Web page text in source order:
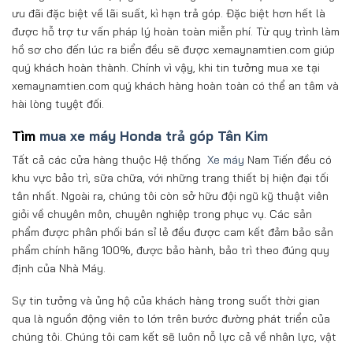
ưu đãi đặc biệt về lãi suất, kì hạn trả góp. Đặc biệt hơn hết là
được hỗ trợ tư vấn pháp lý hoàn toàn miễn phí. Từ quy trình làm
hồ sơ cho đến lúc ra biển đều sẽ được xemaynamtien.com giúp
quý khách hoàn thành. Chính vì vậy, khi tin tưởng mua xe tại
xemaynamtien.com quý khách hàng hoàn toàn có thể an tâm và
hài lòng tuyệt đối.
Tìm mua xe máy Honda trả góp Tân Kim
Tất cả các cửa hàng thuộc Hệ thống Xe máy Nam Tiến đều có
khu vực bảo trì, sữa chữa, với những trang thiết bị hiện đại tối
tân nhất. Ngoài ra, chúng tôi còn sở hữu đội ngũ kỹ thuật viên
giỏi về chuyên môn, chuyên nghiệp trong phục vụ. Các sản
phẩm được phân phối bán sỉ lẻ đều được cam kết đảm bảo sản
phẩm chính hãng 100%, được bảo hành, bảo trì theo đúng quy
định của Nhà Máy.
Sự tin tưởng và ủng hộ của khách hàng trong suốt thời gian
qua là nguồn động viên to lớn trên bước đường phát triển của
chúng tôi. Chúng tôi cam kết sẽ luôn nỗ lực cả về nhân lực, vật